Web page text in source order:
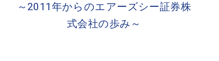
～2011年からのエアーズシー証券株
式会社の歩み～